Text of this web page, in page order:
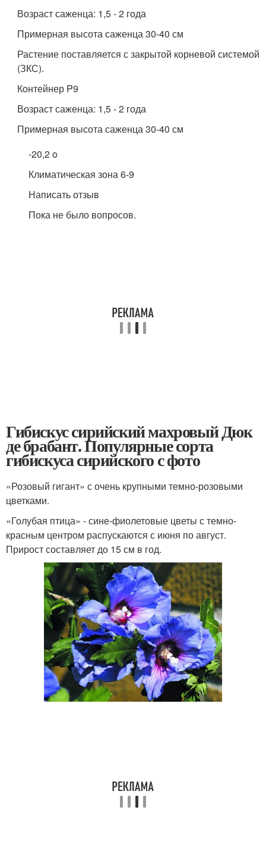
Возраст саженца: 1,5 - 2 года
Примерная высота саженца 30-40 см
Растение поставляется с закрытой корневой системой
(ЗКС).
Контейнер P9
Возраст саженца: 1,5 - 2 года
Примерная высота саженца 30-40 см
-20,2 o
Климатическая зона 6-9
Написать отзыв
Пока не было вопросов.
Гибискус сирийский махровый Дюк
де брабант. Популярные сорта
гибискуса сирийского с фото
«Розовый гигант» с очень крупными темно-розовыми
цветками.
«Голубая птица» - сине-фиолетовые цветы с темно-
красным центром распускаются с июня по август.
Прирост составляет до 15 см в год.